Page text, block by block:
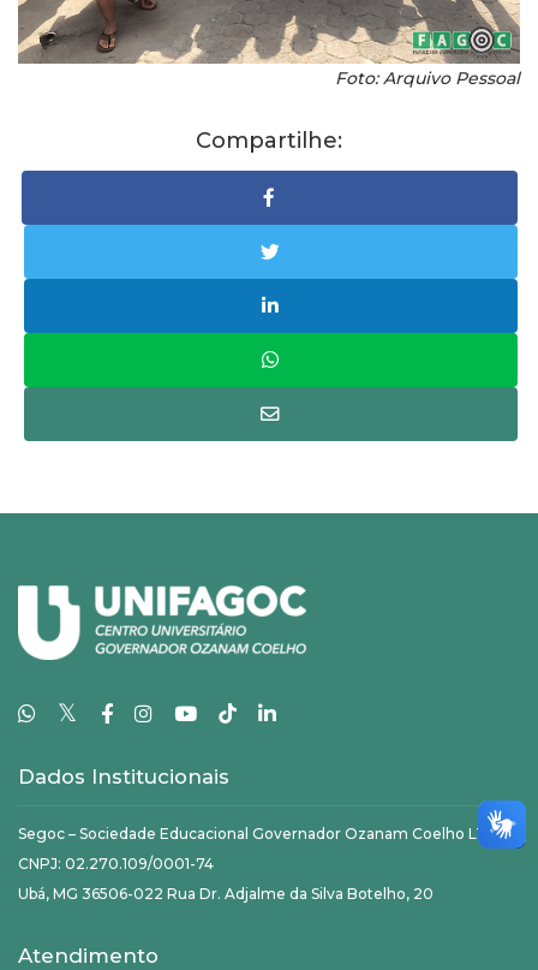
Foto: Arquivo Pessoal
Compartilhe:
𝕏
Dados Institucionais
Segoc – Sociedade Educacional Governador Ozanam Coelho LTDA
CNPJ: 02.270.109/0001-74
Ubá, MG 36506-022 Rua Dr. Adjalme da Silva Botelho, 20
Atendimento